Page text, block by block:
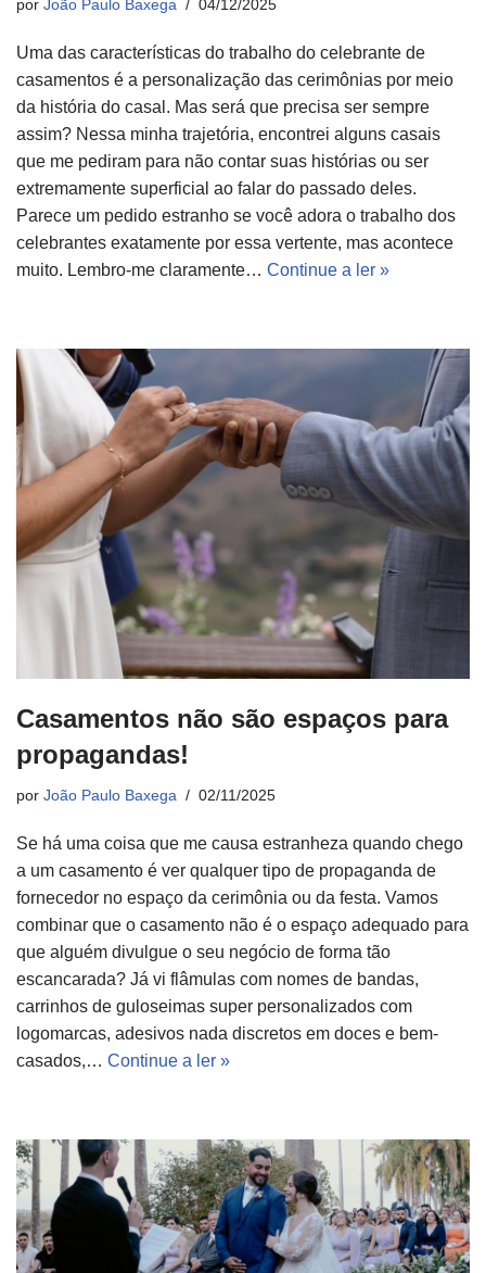
por João Paulo Baxega 04/12/2025
Uma das características do trabalho do celebrante de
casamentos é a personalização das cerimônias por meio
da história do casal. Mas será que precisa ser sempre
assim? Nessa minha trajetória, encontrei alguns casais
que me pediram para não contar suas histórias ou ser
extremamente superficial ao falar do passado deles.
Parece um pedido estranho se você adora o trabalho dos
celebrantes exatamente por essa vertente, mas acontece
muito. Lembro-me claramente… Continue a ler »
Casamentos não são espaços para
propagandas!
por João Paulo Baxega 02/11/2025
Se há uma coisa que me causa estranheza quando chego
a um casamento é ver qualquer tipo de propaganda de
fornecedor no espaço da cerimônia ou da festa. Vamos
combinar que o casamento não é o espaço adequado para
que alguém divulgue o seu negócio de forma tão
escancarada? Já vi flâmulas com nomes de bandas,
carrinhos de guloseimas super personalizados com
logomarcas, adesivos nada discretos em doces e bem-
casados,… Continue a ler »